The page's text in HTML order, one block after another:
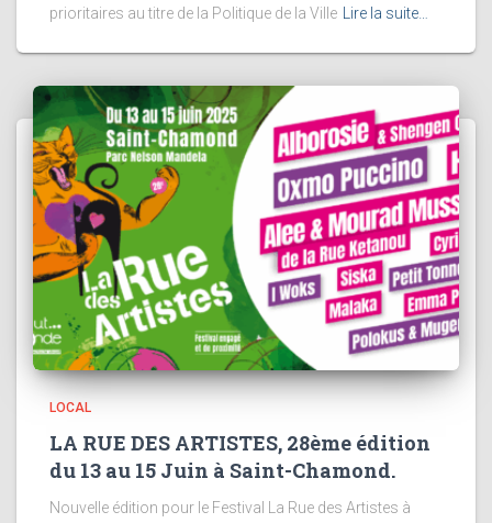
prioritaires au titre de la Politique de la Ville Lire la suite…
LOCAL
LA RUE DES ARTISTES, 28ème édition
du 13 au 15 Juin à Saint-Chamond.
Nouvelle édition pour le Festival La Rue des Artistes à